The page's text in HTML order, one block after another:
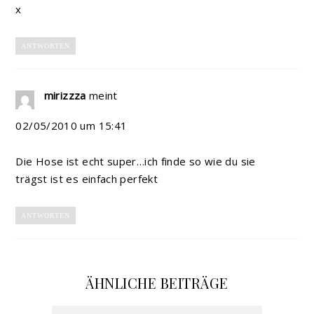
x
ANTWORTEN
mirizzza meint
02/05/2010 um 15:41
Die Hose ist echt super…ich finde so wie du sie
trägst ist es einfach perfekt
ANTWORTEN
ÄHNLICHE BEITRÄGE